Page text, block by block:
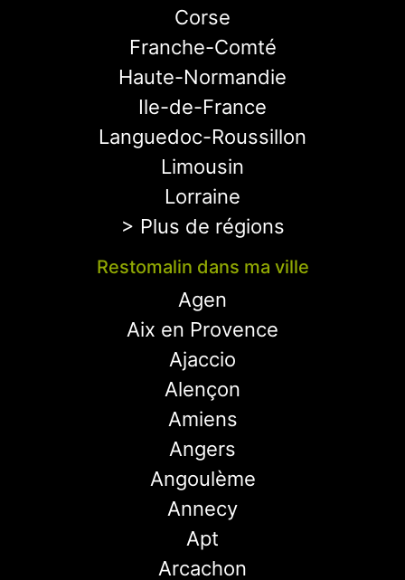
Corse
Franche-Comté
Haute-Normandie
Ile-de-France
Languedoc-Roussillon
Limousin
Lorraine
> Plus de régions
Restomalin dans ma ville
Agen
Aix en Provence
Ajaccio
Alençon
Amiens
Angers
Angoulème
Annecy
Apt
Arcachon